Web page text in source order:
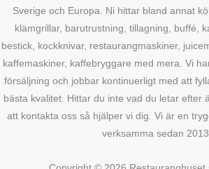
Sverige och Europa. Ni hittar bland annat
klämgrillar, barutrustning, tillagning, buffé,
bestick, kockknivar, restaurangmaskiner,
kaffemaskiner, kaffebryggare med mera. Vi
försäljning och jobbar kontinuerligt med att
bästa kvalitet. Hittar du inte vad du letar efter
att kontakta oss så hjälper vi dig. Vi är en
verksamma sedan